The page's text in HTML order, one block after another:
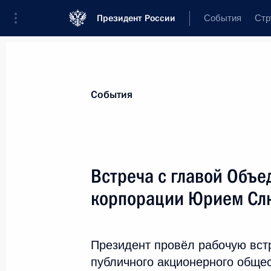
Президент России События
открытия транспортной развязки
автомобильной дороги М10
События
Встреча с главой
корпорации Юрием
Президент провёл рабочую
публичного акционерного